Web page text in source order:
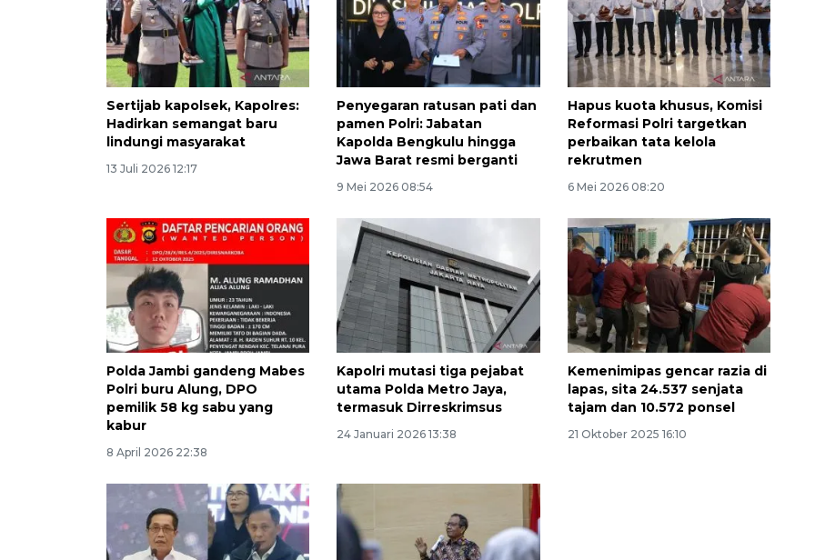
Sertijab kapolsek, Kapolres:
Hadirkan semangat baru
lindungi masyarakat
13 Juli 2026 12:17
Penyegaran ratusan pati dan
pamen Polri: Jabatan
Kapolda Bengkulu hingga
Jawa Barat resmi berganti
9 Mei 2026 08:54
Hapus kuota khusus, Komisi
Reformasi Polri targetkan
perbaikan tata kelola
rekrutmen
6 Mei 2026 08:20
Polda Jambi gandeng Mabes
Polri buru Alung, DPO
pemilik 58 kg sabu yang
kabur
8 April 2026 22:38
Kapolri mutasi tiga pejabat
utama Polda Metro Jaya,
termasuk Dirreskrimsus
24 Januari 2026 13:38
Kemenimipas gencar razia di
lapas, sita 24.537 senjata
tajam dan 10.572 ponsel
21 Oktober 2025 16:10
Waspadai penyakit saat
musim kemarau
2026-08-05 12:00:00